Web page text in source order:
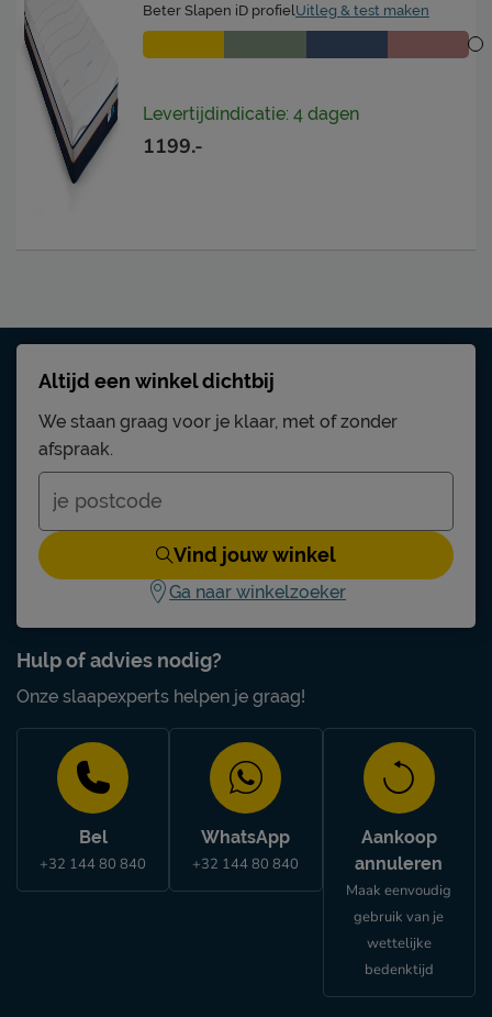
Beter Slapen iD profiel Uitleg & test maken
Levertijdindicatie: 4 dagen
1199.-
Hulp of advies nodig?
Onze slaapexperts helpen je graag!
Bel
+32 144 80 840
WhatsApp
+32 144 80 840
Aankoop
annuleren
Maak eenvoudig
gebruik van je
wettelijke
bedenktijd
Altijd een winkel dichtbij
We staan graag voor je klaar, met of zonder
afspraak.
Vind jouw winkel
Ga naar winkelzoeker